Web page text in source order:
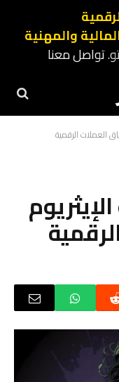
والمهنية
تواصل معنا
العملات الرقمية